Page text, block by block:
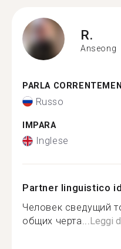
R.
Anseong
PARLA
Russo
IMPARA
Inglese
Partner linguistico
Человек сведущий
общих черта...Leggi